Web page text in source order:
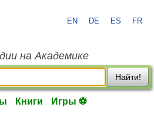
EN DE ES FR
на Академике
Найти!
Книги Игры ⚽